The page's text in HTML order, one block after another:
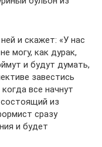
и скажет: «У нас
могу, как дурак,
и будут думать,
завестись
все начнут
из
сразу
и будет